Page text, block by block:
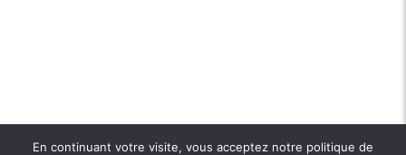
En continuant votre visite, vous acceptez notre politique de